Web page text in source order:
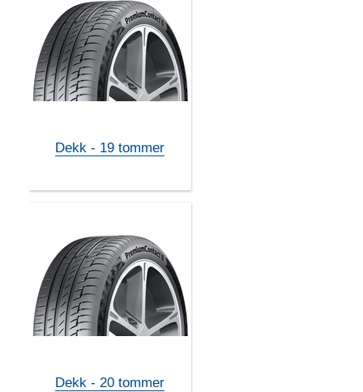
Dekk - 19 tommer
Dekk - 20 tommer